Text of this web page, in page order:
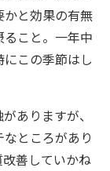
と効果の有無
こと。一年中
この季節はし
ありますが、
ところがあり
善していかね